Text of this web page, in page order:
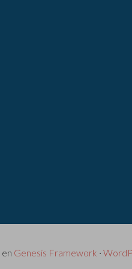
en Genesis Framework ·